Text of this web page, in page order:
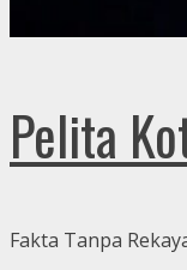
Pelita
Fakta Tanpa